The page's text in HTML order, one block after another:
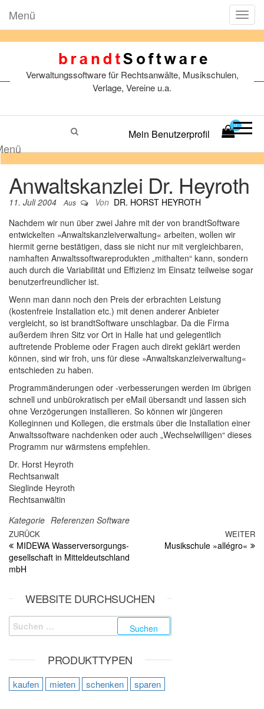
Menü
T
o
g
i
g
o
Verwaltungssoftware für Rechtsanwälte, Musikschulen,
Verlage, Vereine u.a.
0
Mein Benutzerprofil
Anwaltskanzlei Dr. Heyroth
11. Juli 2004 Aus Von DR. HORST HEYROTH
Nachdem wir nun über zwei Jahre mit der von brandtSoftware
entwickelten »Anwaltskanzleiverwaltung« arbeiten, wollen wir
hiermit gerne bestätigen, dass sie nicht nur mit vergleichbaren,
namhaften Anwaltssoftwareprodukten „mithalten“ kann, sondern
auch durch die Variabilität und Effizienz im Einsatz teilweise sogar
benutzerfreundlicher ist.
Wenn man dann noch den Preis der erbrachten Leistung
(kostenfreie Installation etc.) mit denen anderer Anbieter
vergleicht, so ist brandtSoftware unschlagbar. Da die Firma
außerdem ihren Sitz vor Ort in Halle hat und gelegentlich
auftretende Probleme oder Fragen auch direkt geklärt werden
können, sind wir froh, uns für diese »Anwaltskanzleiverwaltung«
entschieden zu haben.
Programmänderungen oder -verbesserungen werden im übrigen
schnell und unbürokratisch per eMail übersandt und lassen sich
ohne Verzögerungen installieren. So können wir jüngeren
Kolleginnen und Kollegen, die erstmals über die Installation einer
Anwaltssoftware nachdenken oder auch „Wechselwilligen“ dieses
Programm nur wärmstens empfehlen.
Dr. Horst Heyroth
Rechtsanwalt
Sieglinde Heyroth
Rechtsanwältin
Kategorie Referenzen Software
Beitragsnavigation
Vorheriger Beitrag
ZURÜCK
MIDEWA Wasser­versorgungs­
gesellschaft in Mittel­deutschland
mbH
WEITER
Musikschule »allégro«
WEBSITE DURCHSUCHEN
Suchen nach:
PRODUKTTYPEN
kaufen mieten schenken sparen